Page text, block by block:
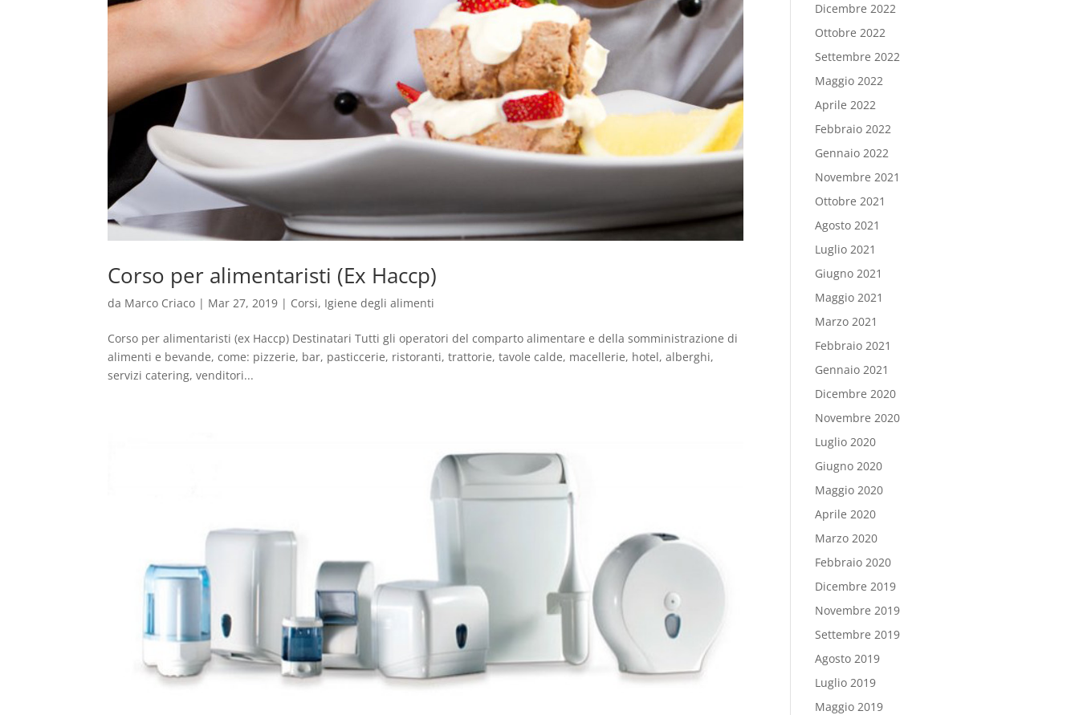
Corso per alimentaristi (Ex Haccp)
da Marco Criaco | Mar 27, 2019 | Corsi, Igiene degli alimenti
Corso per alimentaristi (ex Haccp) Destinatari Tutti gli operatori del comparto alimentare e della somministrazione di
alimenti e bevande, come: pizzerie, bar, pasticcerie, ristoranti, trattorie, tavole calde, macellerie, hotel, alberghi,
servizi catering, venditori...
Dicembre 2022
Ottobre 2022
Settembre 2022
Maggio 2022
Aprile 2022
Febbraio 2022
Gennaio 2022
Novembre 2021
Ottobre 2021
Agosto 2021
Luglio 2021
Giugno 2021
Maggio 2021
Marzo 2021
Febbraio 2021
Gennaio 2021
Dicembre 2020
Novembre 2020
Luglio 2020
Giugno 2020
Maggio 2020
Aprile 2020
Marzo 2020
Febbraio 2020
Dicembre 2019
Novembre 2019
Settembre 2019
Agosto 2019
Luglio 2019
Maggio 2019